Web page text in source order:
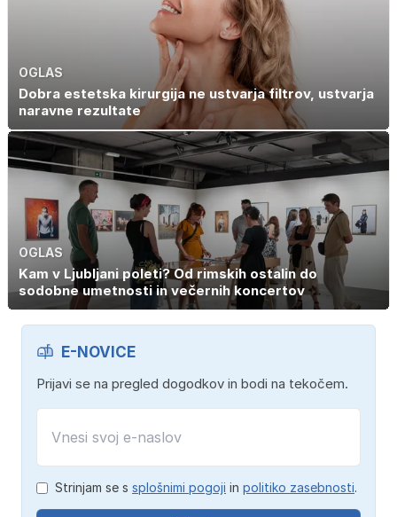
OGLAS
Dobra estetska kirurgija ne ustvarja filtrov, ustvarja
naravne rezultate
OGLAS
Kam v Ljubljani poleti? Od rimskih ostalin do
sodobne umetnosti in večernih koncertov
E-NOVICE
Prijavi se na pregled dogodkov in bodi na tekočem.
Strinjam se s splošnimi pogoji in politiko zasebnosti.